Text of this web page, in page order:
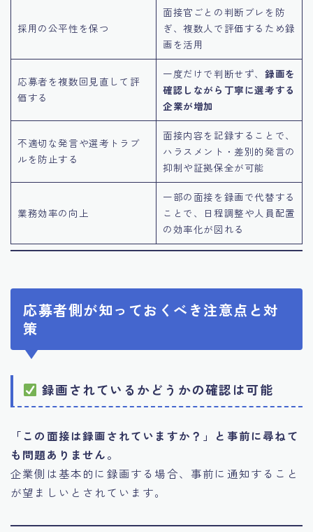
採用の公平性を保つ
面接官ごとの判断ブレを防
ぎ、複数人で評価するため録
画を活用
応募者を複数回見直して評
価する
一度だけで判断せず、 録画を
確認しながら丁寧に選考する
企業が増加
不適切な発言や選考トラブ
ルを防止する
面接内容を記録することで、
ハラスメント・差別的発言の
抑制や証拠保全が可能
業務効率の向上
一部の面接を録画で代替する
ことで、日程調整や人員配置
の効率化が図れる
応募者側が知っておくべき注意点と対
策
録画されているかどうかの確認は可能
「この面接は録画されていますか？」と事前に尋ねて
も問題ありません。
企業側は基本的に録画する場合、事前に通知すること
が望ましいとされています。